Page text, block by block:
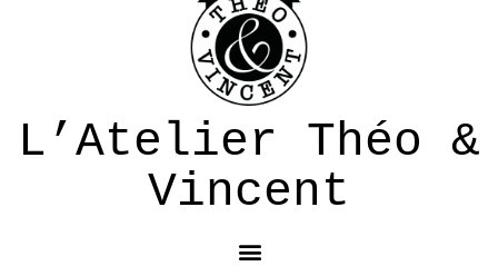
L’Atelier Théo &
Vincent